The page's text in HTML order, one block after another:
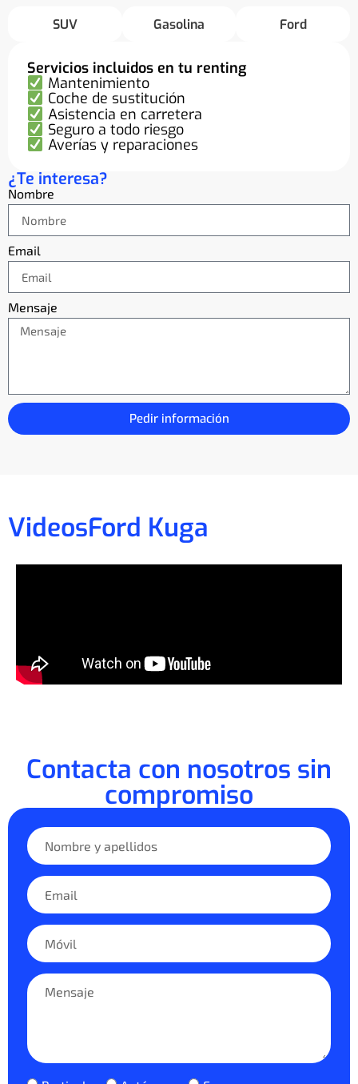
SUV Gasolina Ford
Servicios incluidos en tu renting
Mantenimiento
Coche de sustitución
Asistencia en carretera
Seguro a todo riesgo
Averías y reparaciones
¿Te interesa?
Nombre
Email
Mensaje
Pedir información
VideosFord Kuga
Contacta con nosotros sin
compromiso